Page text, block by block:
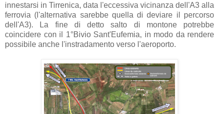
innestarsi in Tirrenica, data l'eccessiva vicinanza dell'A3 alla
ferrovia (l'alternativa sarebbe quella di deviare il percorso
dell'A3). La fine di detto salto di montone potrebbe
coincidere con il 1°Bivio Sant'Eufemia, in modo da rendere
possibile anche l'instradamento verso l'aeroporto.